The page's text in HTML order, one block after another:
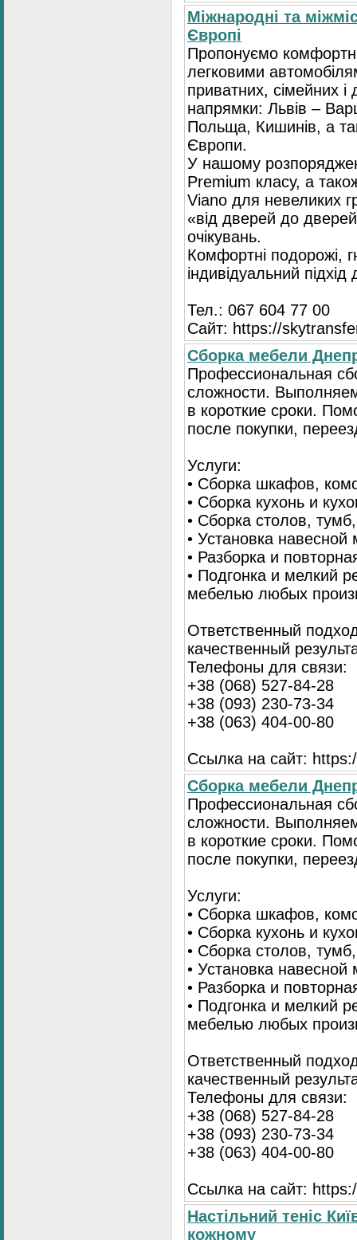
Міжнародні та
Європі
Пропонуємо
легковими
приватних, сімейних і
напрямки: Львів –
Польща, Кишинів, а
Європи.
У нашому
Premium класу, а
Viano для невеликих
«від дверей до
очікувань.
Комфортні подорожі,
індивідуальний
Тел.: 067 604 77 00
Сайт: https://
Сбopка мебели
Пpoфессиональная
сложности.
в короткие сроки.
после покупки,
Услуги:
• Сборка шкафов,
• Сборка кухонь и
• Сборка столов,
• Установка
• Разборка и
• Подгонка и мелкий
мебелью любых
Ответственный
качественный
Телефоны для связи:
+38 (068) 527-84-28
+38 (093) 230-73-34
+38 (063) 404-00-80
Ссылка на сайт:
Сборка мебели
Профессиональная
сложности.
в короткие сроки.
после покупки,
Услуги:
• Сборка шкафов,
• Сборка кухонь и
• Сборка столов,
• Установка
• Разборка и
• Подгонка и мелкий
мебелью любых
Ответственный
качественный
Телефоны для связи:
+38 (068) 527-84-28
+38 (093) 230-73-34
+38 (063) 404-00-80
Ссылка на сайт:
Настільний теніс
кожному